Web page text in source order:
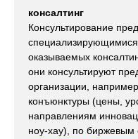
консалтинг
Консультирование
оказываемых
они консультируют
организации,
конъюнктуры (цены,
направлениям
ноу-хау), по биржевым